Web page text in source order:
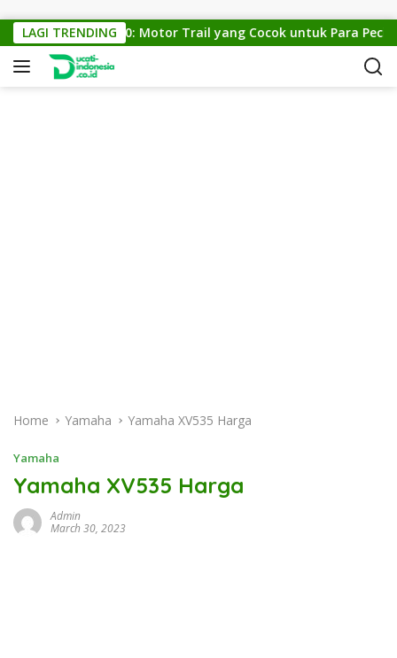
LAGI TRENDING
KTM Cross 150: Motor Trail yang Cocok untuk Para Pecinta
Home Yamaha Yamaha XV535 Harga
Yamaha
Yamaha XV535 Harga
Admin
March 30, 2023